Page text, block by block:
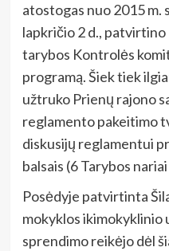
atostogas nuo 2015 m.
lapkričio 2 d.,
tarybos Kontrolės
programą. Šiek tiek
užtruko Prienų rajono
reglamento pakeitimo
diskusijų reglamentui
balsais (6 Tarybos
Posėdyje patvirtinta
mokyklos ikimokyklinio
sprendimo reikėjo dėl